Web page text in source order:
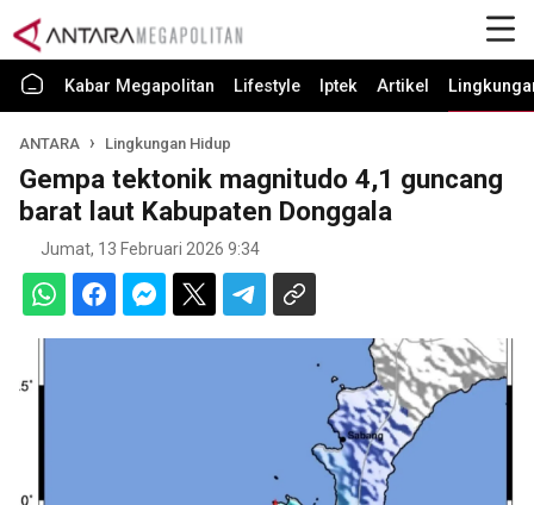
Kabar Megapolitan Lifestyle Iptek Artikel
ANTARA Lingkungan Hidup
Gempa tektonik magnitudo 4,1 guncang
barat laut Kabupaten Donggala
Jumat, 13 Februari 2026 9:34